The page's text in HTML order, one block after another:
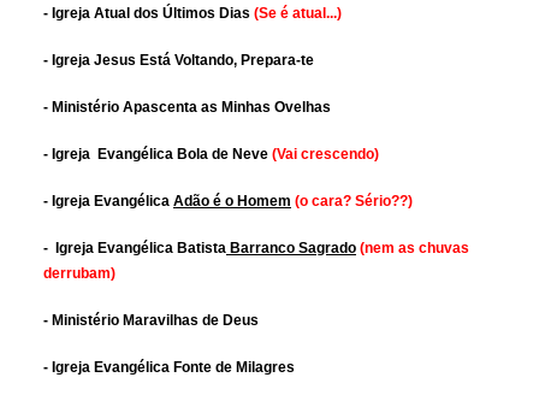
- Igreja Atual dos Últimos Dias (Se é atual...)
- Igreja Jesus Está Voltando, Prepara-te
- Ministério Apascenta as Minhas Ovelhas
- Igreja Evangélica Bola de Neve (Vai crescendo)
- Igreja Evangélica Adão é o Homem (o cara? Sério??)
- Igreja Evangélica Batista Barranco Sagrado (nem as chuvas
derrubam)
- Ministério Maravilhas de Deus
- Igreja Evangélica Fonte de Milagres